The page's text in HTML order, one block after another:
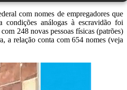
com nomes de empregadores que
condições análogas à escravidão foi
248 novas pessoas físicas (patrões)
a relação conta com 654 nomes (veja